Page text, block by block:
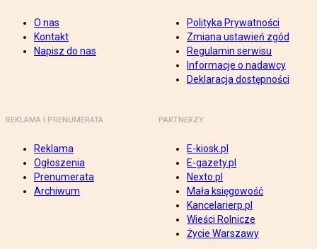
O nas
Kontakt
Napisz do nas
Polityka Prywatności
Zmiana ustawień zgód
Regulamin serwisu
Informacje o nadawcy
Deklaracja dostępności
REKLAMA I PRENUMERATA
Reklama
Ogłoszenia
Prenumerata
Archiwum
PARTNERZY
E-kiosk.pl
E-gazety.pl
Nexto.pl
Mała księgowość
Kancelarierp.pl
Wieści Rolnicze
Życie Warszawy